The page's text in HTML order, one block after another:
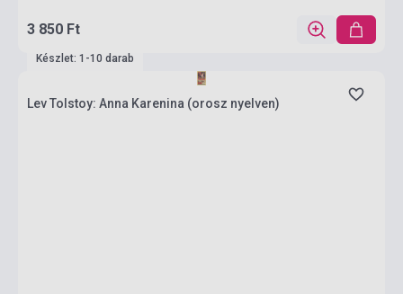
3 850 Ft
Készlet: 1-10 darab
Lev Tolstoy: Anna Karenina (orosz nyelven)